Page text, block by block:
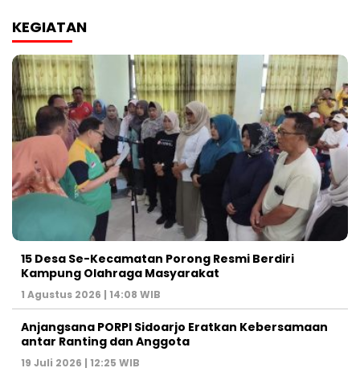
KEGIATAN
15 Desa Se-Kecamatan Porong Resmi Berdiri
Kampung Olahraga Masyarakat
1 Agustus 2026 | 14:08 WIB
Anjangsana PORPI Sidoarjo Eratkan Kebersamaan
antar Ranting dan Anggota
19 Juli 2026 | 12:25 WIB